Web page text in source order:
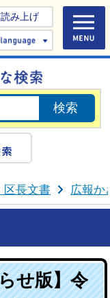
み上げ
Select
区長文書 広報か
せ版】令